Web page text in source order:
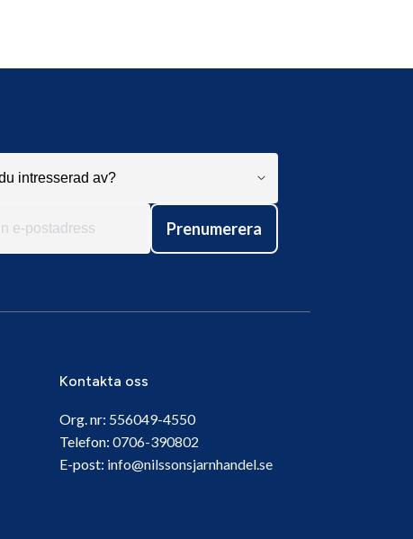
Prenumerera
Kontakta oss
Org. nr: 556049-4550
Telefon: 0706-390802
E-post: info@nilssonsjarnhandel.se